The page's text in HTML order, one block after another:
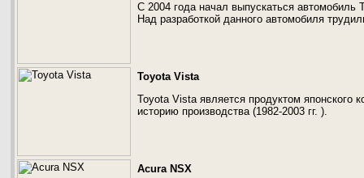
С 2004 года начал выпускаться
Над разработкой данного автомобиля
Toyota Vista
Toyota Vista является продуктом японского
историю производства (1982-2003 гг. ).
Acura NSX